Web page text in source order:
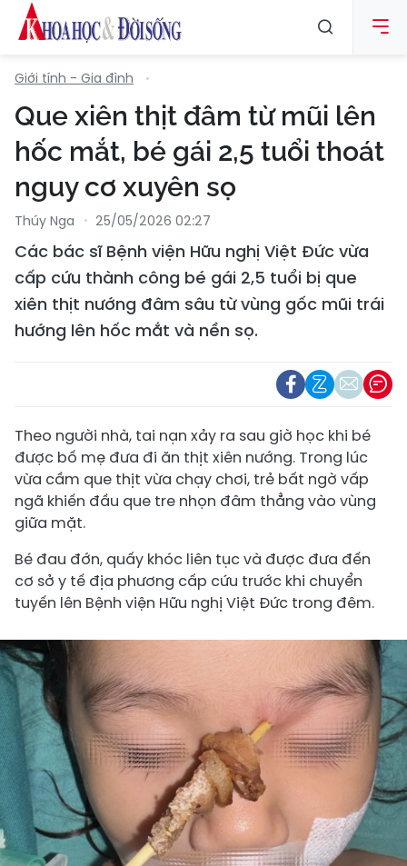
Giới tính - Gia đình
Que xiên thịt đâm từ mũi lên
hốc mắt, bé gái 2,5 tuổi thoát
nguy cơ xuyên sọ
Thúy Nga 25/05/2026 02:27
Các bác sĩ Bệnh viện Hữu nghị Việt Đức vừa
cấp cứu thành công bé gái 2,5 tuổi bị que
xiên thịt nướng đâm sâu từ vùng gốc mũi trái
hướng lên hốc mắt và nền sọ.
Theo người nhà, tai nạn xảy ra sau giờ học khi bé
được bố mẹ đưa đi ăn thịt xiên nướng. Trong lúc
vừa cầm que thịt vừa chạy chơi, trẻ bất ngờ vấp
ngã khiến đầu que tre nhọn đâm thẳng vào vùng
giữa mặt.
Bé đau đớn, quấy khóc liên tục và được đưa đến
cơ sở y tế địa phương cấp cứu trước khi chuyển
tuyến lên Bệnh viện Hữu nghị Việt Đức trong đêm.